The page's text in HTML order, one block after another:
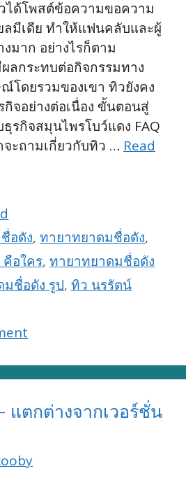
ได้โพสต์ข้อความขอความ
ลมีเดีย ทำให้แฟนคลับและผู้
มาก อย่างไรก็ตาม
ลกระทบต่อกิจกรรมทาง
โดยรวมของเขา ทิวยังคง
จอย่างต่อเนื่อง ขั้นตอนสู่
รกิจสมุนไพรโบว์แดง FAQ
ะถามเกี่ยวกับทิว … Read
อดัง,ทายาทยาดมชื่อดัง,
อใคร, ทายาทยาดมชื่อดัง
ชื่อดัง รูป, ทิว นรรัตน์
แตกต่างจากเวอร์ชั่น